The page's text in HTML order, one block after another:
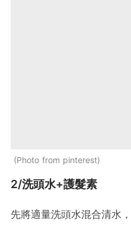
Photo from pinterest
2/洗頭水+護髮素
先將適量洗頭水混合清水